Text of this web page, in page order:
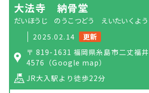
大法寺 納骨堂
だいほうじ のうこつどう えいたいくよう
2025.02.14
更新
〒 819-1631 福岡県糸島市二丈福井
4576 （Google map）
JR大入駅より徒歩22分